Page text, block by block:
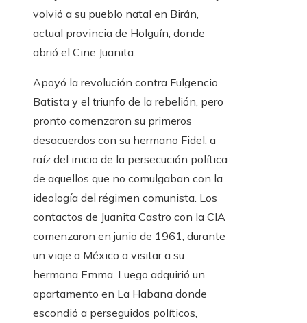
volvió a su pueblo natal en Birán,
actual provincia de Holguín, donde
abrió el Cine Juanita.
Apoyó la revolución contra Fulgencio
Batista y el triunfo de la rebelión, pero
pronto comenzaron su primeros
desacuerdos con su hermano Fidel, a
raíz del inicio de la persecución política
de aquellos que no comulgaban con la
ideología del régimen comunista. Los
contactos de Juanita Castro con la CIA
comenzaron en junio de 1961, durante
un viaje a México a visitar a su
hermana Emma. Luego adquirió un
apartamento en La Habana donde
escondió a perseguidos políticos,